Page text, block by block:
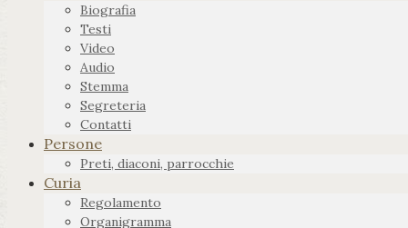
Biografia
Testi
Video
Audio
Stemma
Segreteria
Contatti
Persone
Preti, diaconi, parrocchie
Curia
Regolamento
Organigramma